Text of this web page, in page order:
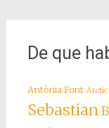
De que
Antònia Font Arctic
Sebastian